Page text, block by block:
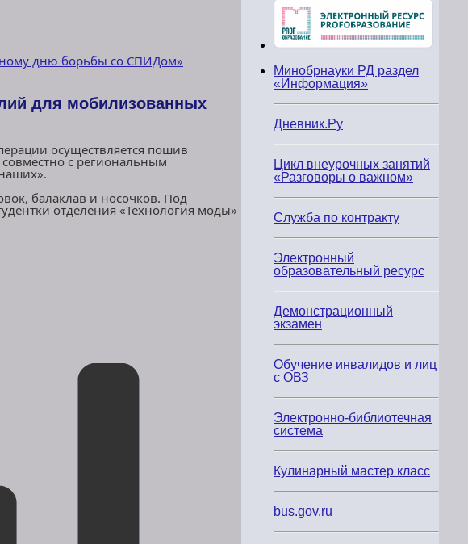
дню борьбы со СПИДом»
для мобилизованных
осуществляется пошив
с региональным
балаклав и носочков. Под
отделения «Технология моды»
Минобрнауки РД раздел
«Информация»
Дневник.Ру
Цикл внеурочных занятий
«Разговоры о важном»
Служба по контракту
Электронный
образовательный ресурс
Демонстрационный
экзамен
Обучение инвалидов и лиц
с ОВЗ
Электронно-библиотечная
система
Кулинарный мастер класс
bus.gov.ru